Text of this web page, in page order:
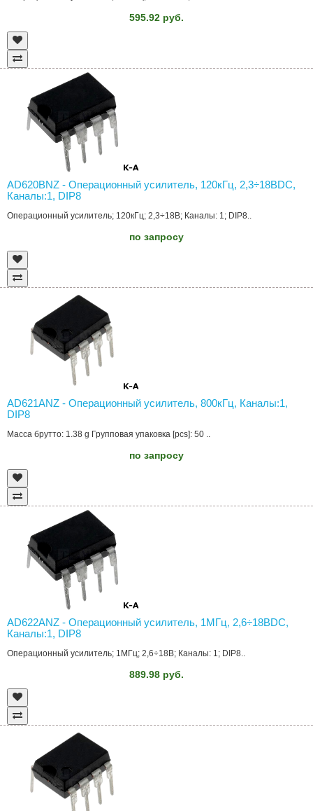
595.92 руб.
AD620BNZ - Операционный усилитель, 120кГц, 2,3÷18ВDC,
Каналы:1, DIP8
Операционный усилитель; 120кГц; 2,3÷18В; Каналы: 1; DIP8..
по запросу
AD621ANZ - Операционный усилитель, 800кГц, Каналы:1,
DIP8
Масса брутто: 1.38 g Групповая упаковка [pcs]: 50 ..
по запросу
AD622ANZ - Операционный усилитель, 1МГц, 2,6÷18ВDC,
Каналы:1, DIP8
Операционный усилитель; 1МГц; 2,6÷18В; Каналы: 1; DIP8..
889.98 руб.